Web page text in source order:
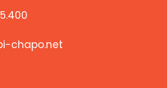
chapo.net